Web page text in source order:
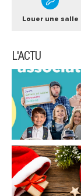
Louer une salle
L'ACTU